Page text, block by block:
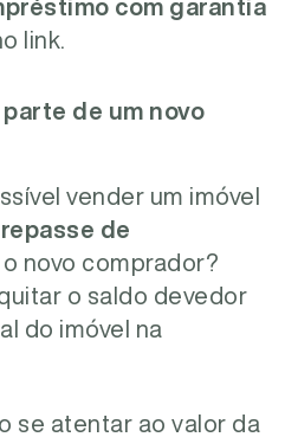
com garantia
link.
de um novo
vender um imóvel
repasse de
o novo comprador?
o saldo devedor
do imóvel na
se atentar ao valor da